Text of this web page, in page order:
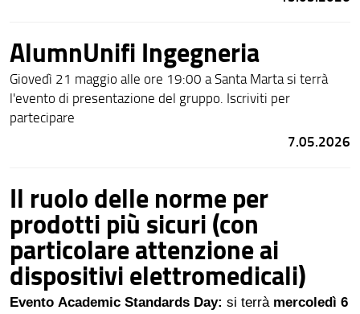
AlumnUnifi Ingegneria
Giovedì 21 maggio alle ore 19:00 a Santa Marta si terrà
l'evento di presentazione del gruppo. Iscriviti per
partecipare
7.05.2026
Il ruolo delle norme per
prodotti più sicuri (con
particolare attenzione ai
dispositivi elettromedicali)
Evento Academic Standards Day: si terrà mercoledì 6